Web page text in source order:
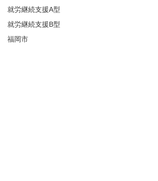
就労継続支援A型
就労継続支援B型
福岡市